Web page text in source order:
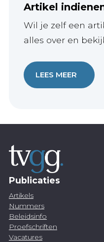
Artikel
Wil je zelf een
alles over en
LEES MEER
Publicaties
Artikels
Nummers
Beleidsinfo
Proefschriften
Vacatures